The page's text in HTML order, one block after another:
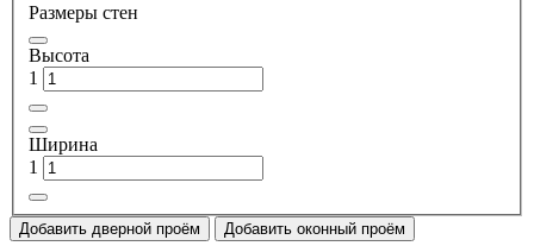
Размеры стен
Высота
1
Ширина
1
Добавить дверной проём Добавить оконный проём